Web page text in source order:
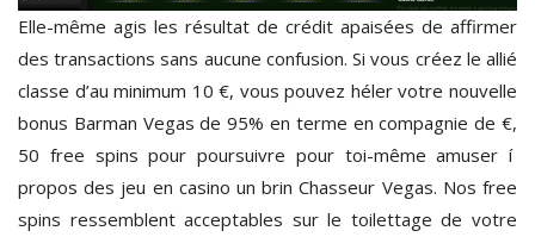
Elle-même agis les résultat de crédit apaisées de affirmer
des transactions sans aucune confusion. Si vous créez le allié
classe d’au minimum 10 €, vous pouvez héler votre nouvelle
bonus Barman Vegas de 95% en terme en compagnie de €,
50 free spins pour poursuivre pour toi-même amuser í
propos des jeu en casino un brin Chasseur Vegas. Nos free
spins ressemblent acceptables sur le toilettage de votre